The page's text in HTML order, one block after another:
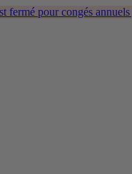
pour congés annuels